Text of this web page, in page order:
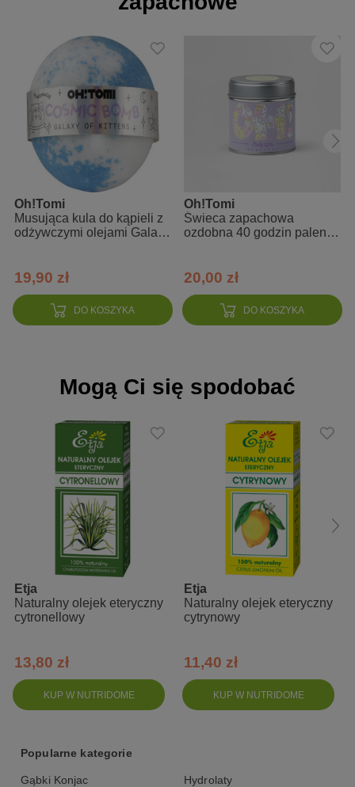
działa przeciwzapalnie
łagodzi świąd
udrażnia zatoki
odkaża
Zalety:
100% naturalny olejek eteryczny
świeży, intensywny zapach
doskonały do kompozycji zapachowych
doskonały do aromatyzowania powietrza
dobry dodatek do prania
Sposób użycia:
Masaż
Inhalacje – udrożnia zatoki ułatwiając oddychanie
Aromatyzowanie pomieszczeń – kominek zapachowy, dyfuzor,
mgiełka w sprayu
Kąpiel - pobudza krążenie krwi w naczyniach obwodowych,
działa uspokajająco, zmniejsza bóle reumatyczne i
mięśniowe, usuwa zmęczenie i bezsenność.
Parówka twarzy – oczyszczenie porów
Naturalny dodatek do prania o działaniu odkażającym i
Skład INCI:
Cymbopogon Flexousus Herb Oil.
DO KOSZYKA
Oh!Tomi
Musująca kula do kąpieli z
odżywczymi olejami Galaxy
19,90 zł
DO KOSZYKA
Oh!Tomi
Świeca zapachowa
ozdobna 40 godzin palenia
20,00 zł
Mogą Ci się spodobać
KUP W NUTRIDOME
Etja
Naturalny olejek eteryczny
cytronellowy
13,80 zł
KUP W NUTRIDOME
Etja
Naturalny olejek eteryczny
cytrynowy
11,40 zł
Popularne kategorie
Gąbki Konjac Hydrolaty